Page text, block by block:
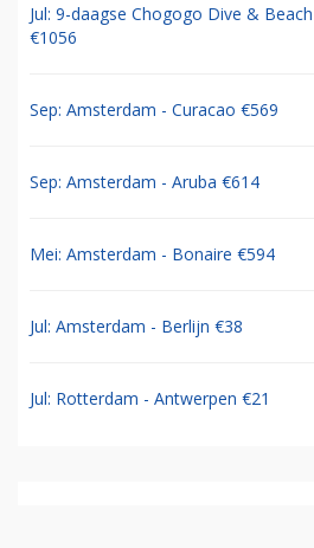
Jul: 9-daagse Chogogo Dive &
€1056
Sep: Amsterdam - Curacao €569
Sep: Amsterdam - Aruba €614
Mei: Amsterdam - Bonaire €594
Jul: Amsterdam - Berlijn €38
Jul: Rotterdam - Antwerpen €21